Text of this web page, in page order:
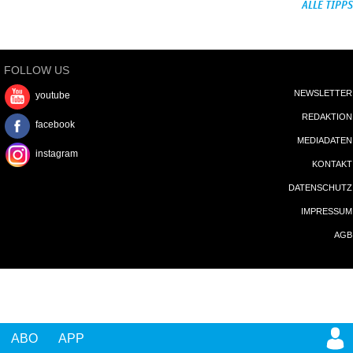
ABO APP
ALLE TIPPS
FOLLOW US
youtube
facebook
instagram
NEWSLETTER
REDAKTION
MEDIADATEN
KONTAKT
DATENSCHUTZ
IMPRESSUM
AGB